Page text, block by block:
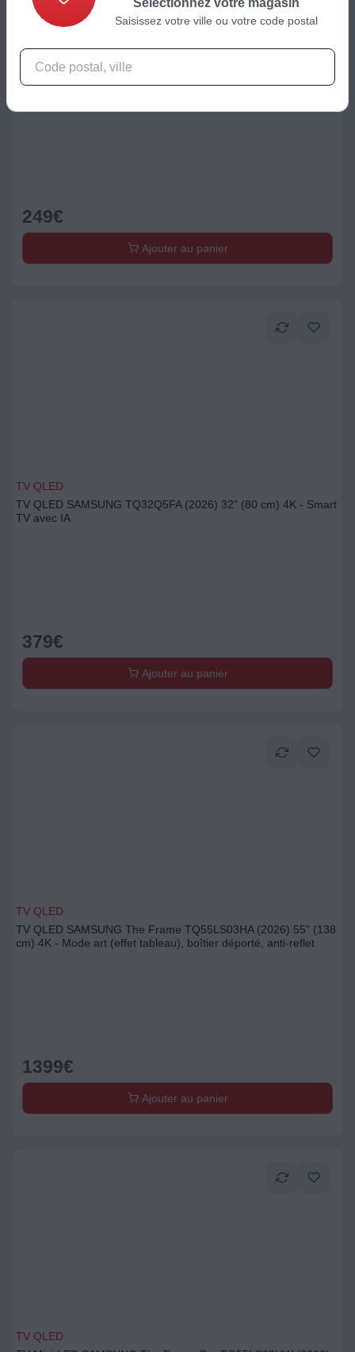
TV QLED
249€
Ajouter au panier
TV QLED
TV QLED SAMSUNG TQ32Q5FA (2026) 32" (80 cm) 4K - Smart
TV avec IA
379€
Ajouter au panier
TV QLED
TV QLED SAMSUNG The Frame TQ55LS03HA (2026) 55" (138
cm) 4K - Mode art (effet tableau), boîtier déporté, anti-reflet
1399€
Ajouter au panier
TV QLED
Saisissez votre ville ou votre code postal